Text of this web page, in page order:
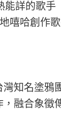
能詳的歌手
嘻哈創作
灣知名塗鴉
，融合象徵